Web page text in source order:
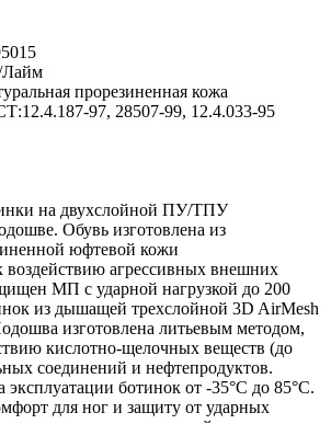
Лайм
прорезиненная кожа
97, 28507-99, 12.4.033-95
на двухслойной ПУ/ТПУ
Обувь изготовлена из
юфтевой кожи
воздействию агрессивных внешних
МП с ударной нагрузкой до 200
из дышащей трехслойной 3D AirMesh
изготовлена литьевым методом,
кислотно-щелочных веществ (до
соединений и нефтепродуктов.
эксплуатации ботинок от -35°С до 85°С.
для ног и защиту от ударных